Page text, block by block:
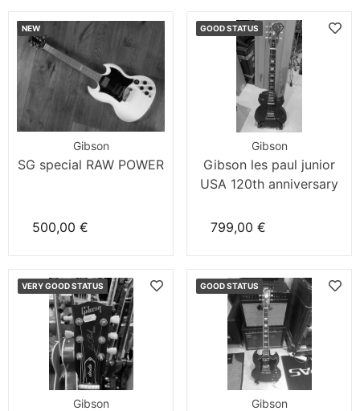
NEW
Gibson
SG special RAW POWER
500,00 €
GOOD STATUS
Gibson
Gibson les paul junior
USA 120th anniversary
799,00 €
VERY GOOD STATUS
Gibson
GOOD STATUS
Gibson